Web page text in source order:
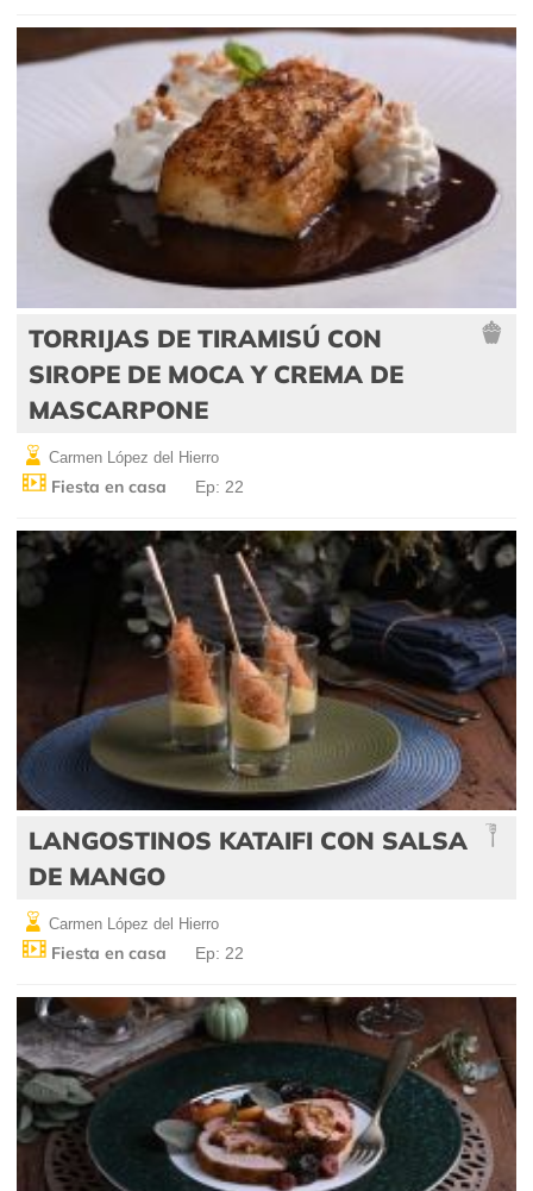
TORRIJAS DE TIRAMISÚ CON
SIROPE DE MOCA Y CREMA DE
MASCARPONE
Carmen López del Hierro
Fiesta en casa Ep: 22
LANGOSTINOS KATAIFI CON SALSA
DE MANGO
Carmen López del Hierro
Fiesta en casa Ep: 22